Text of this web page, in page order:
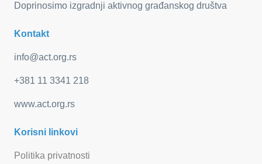
Doprinosimo izgradnji aktivnog građanskog društva
Kontakt
info@act.org.rs
+381 11 3341 218
www.act.org.rs
Korisni linkovi
Politika privatnosti